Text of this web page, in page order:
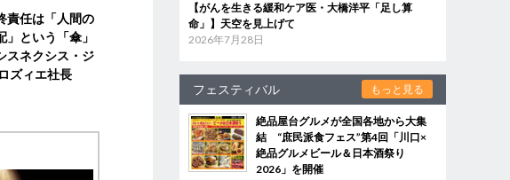
責任は「人間の
という「傘」
ネクシス・ジ
ズィエ社長
【がんを生きる緩和ケア医・大橋洋平「足し算
命」】天空を見上げて
2026年7月28日
フェスティバル もっと見る
絶品屋台グルメが全国各地から大集
結 “庶民派食フェス”第4回「川口×
絶品グルメビール＆日本酒祭り
2026」を開催